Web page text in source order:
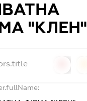
"КЛЕН"